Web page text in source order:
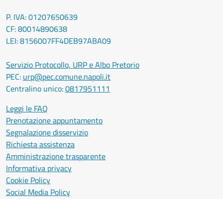
P. IVA: 01207650639
CF: 80014890638
LEI: 8156007FF4DEB97ABA09
Servizio Protocollo, URP e Albo Pretorio
PEC: urp@pec.comune.napoli.it
Centralino unico:0817951111
Leggi le FAQ
Prenotazione appuntamento
Segnalazione disservizio
Richiesta assistenza
Amministrazione trasparente
Informativa privacy
Cookie Policy
Social Media Policy